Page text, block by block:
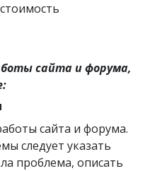
сайта и форума,
сайта и форума.
следует указать
проблема, описать